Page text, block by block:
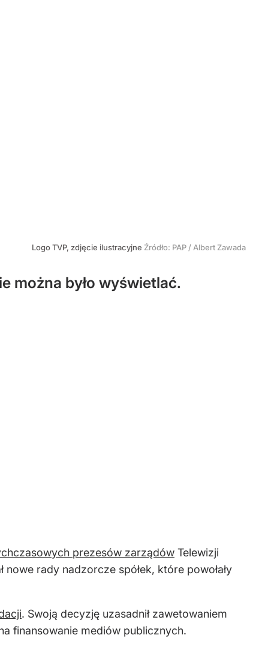
Logo TVP, zdjęcie ilustracyjne Źródło: PAP / Albert Zawada
można było wyświetlać.
prezesów zarządów Telewizji
rady nadzorcze spółek, które powołały
. Swoją decyzję uzasadnił zawetowaniem
finansowanie mediów publicznych.